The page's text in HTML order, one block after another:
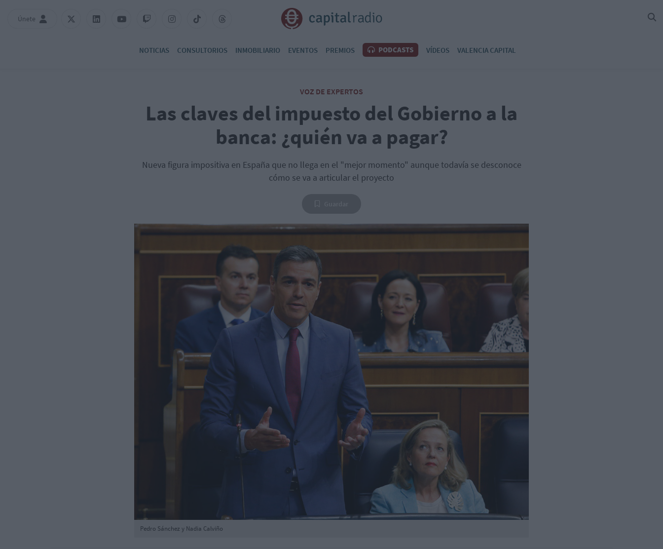
Únete
NOTICIAS CONSULTORIOS INMOBILIARIO EVENTOS PREMIOS PODCASTS VÍDEOS VALENCIA CAPITAL
VOZ DE EXPERTOS
Las claves del impuesto del Gobierno a la
banca: ¿quién va a pagar?
Nueva figura impositiva en España que no llega en el "mejor momento" aunque todavía se desconoce
cómo se va a articular el proyecto
Pedro Sánchez y Nadia Calviño